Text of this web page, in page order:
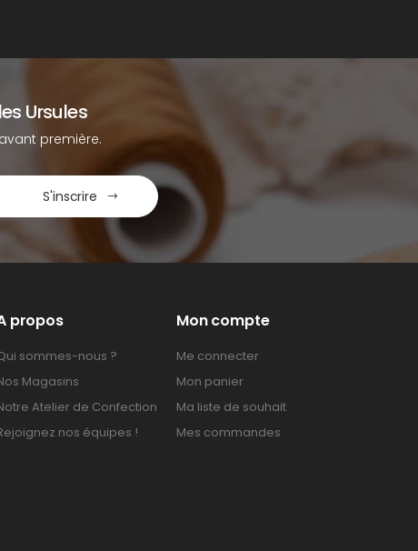
Ursules
première.
S'inscrire
propos
sommes-nous ?
Magasins
Atelier de Confection
nos équipes !
Mon compte
Me connecter
Mon panier
Ma liste de souhait
Mes commandes